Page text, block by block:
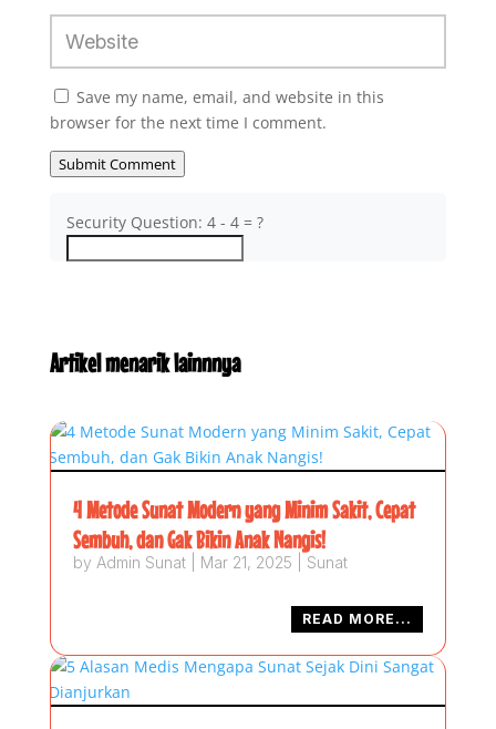
Save my name, email, and website in this
browser for the next time I comment.
Submit Comment
Security Question: 4 - 4 = ?
Artikel menarik lainnnya
4 Metode Sunat Modern yang Minim Sakit, Cepat
Sembuh, dan Gak Bikin Anak Nangis!
by Admin Sunat| Mar 21, 2025 Sunat
READ MORE...